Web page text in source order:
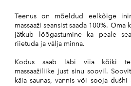
Teenus on mõeldud eelkõige
massaaži seansist saada 100%. Oma
jätkub lõõgastumine ka peale
riietuda ja välja minna.
Kodus saab läbi viia kõiki
massaažiliike just sinu soovil.
käia saunas, vannis või sooja